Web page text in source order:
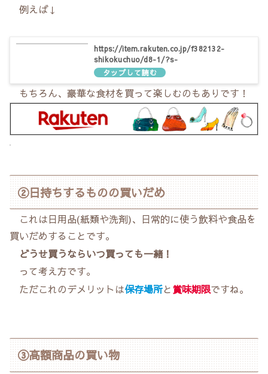
例えば↓
https://item.rakuten.co.jp/f382132-
shikokuchuo/d8-1/?s-
id=bk_pc_item_list_name_n
もちろん、豪華な食材を買って楽しむのもありです！
②日持ちするものの買いだめ
これは日用品(紙類や洗剤)、日常的に使う飲料や食品を
買いだめすることです。
どうせ買うならいつ買っても一緒！
って考え方です。
ただこれのデメリットは保存場所と賞味期限ですね。
③高額商品の買い物